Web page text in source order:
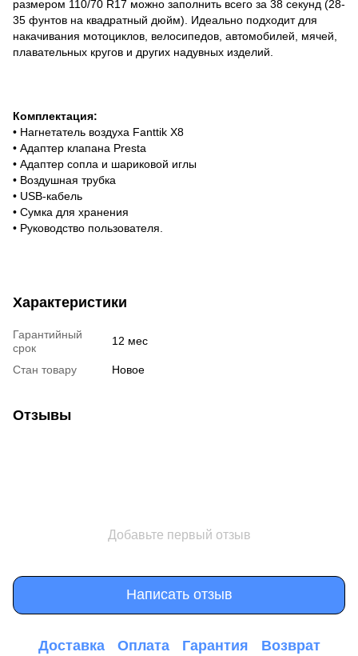
размером 110/70 R17 можно заполнить всего за 38 секунд (28-
35 фунтов на квадратный дюйм). Идеально подходит для
накачивания мотоциклов, велосипедов, автомобилей, мячей,
плавательных кругов и других надувных изделий.
Комплектация:
• Нагнетатель воздуха Fanttik X8
• Адаптер клапана Presta
• Адаптер сопла и шариковой иглы
• Воздушная трубка
• USB-кабель
• Сумка для хранения
• Руководство пользователя.
Характеристики
Гарантийный
срок
12 мес
Стан товару Новое
Отзывы
Добавьте первый отзыв
Написать отзыв
Доставка Оплата Гарантия Возврат